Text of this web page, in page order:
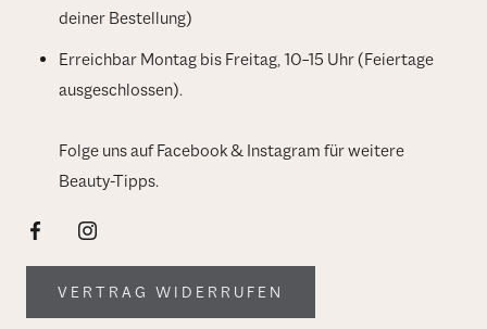
deiner Bestellung)
Erreichbar Montag bis Freitag, 10–15 Uhr (Feiertage
ausgeschlossen).
Folge uns auf Facebook & Instagram für weitere
Beauty-Tipps.
VERTRAG WIDERRUFEN